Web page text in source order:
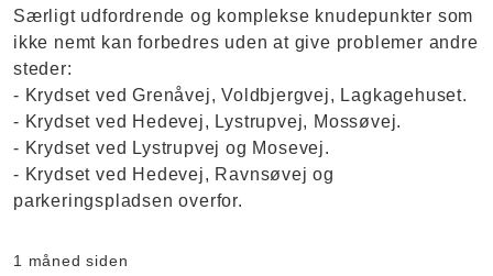
Særligt udfordrende og komplekse knudepunkter som
ikke nemt kan forbedres uden at give problemer andre
steder:
- Krydset ved Grenåvej, Voldbjergvej, Lagkagehuset.
- Krydset ved Hedevej, Lystrupvej, Mossøvej.
- Krydset ved Lystrupvej og Mosevej.
- Krydset ved Hedevej, Ravnsøvej og
parkeringspladsen overfor.
1 måned siden